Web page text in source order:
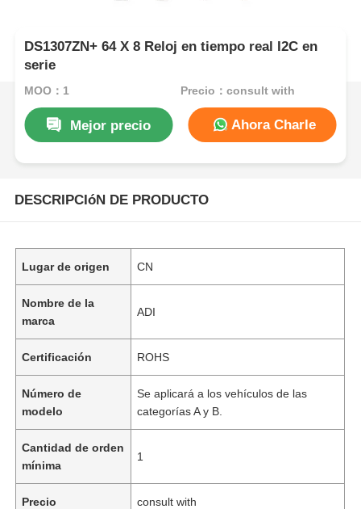
DS1307ZN+ 64 X 8 Reloj en tiempo real I2C en
serie
MOQ：1 Precio：consult with
Mejor precio Ahora Charle
DESCRIPCIóN DE PRODUCTO
Lugar de origen CN
Nombre de la
marca
ADI
Certificación ROHS
Número de
modelo
Se aplicará a los vehículos de las
categorías A y B.
Cantidad de orden
mínima
1
Precio consult with